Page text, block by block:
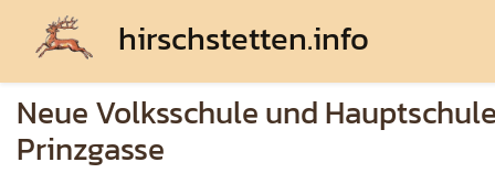
hirschstetten.info
Neue Volksschule und
Prinzgasse